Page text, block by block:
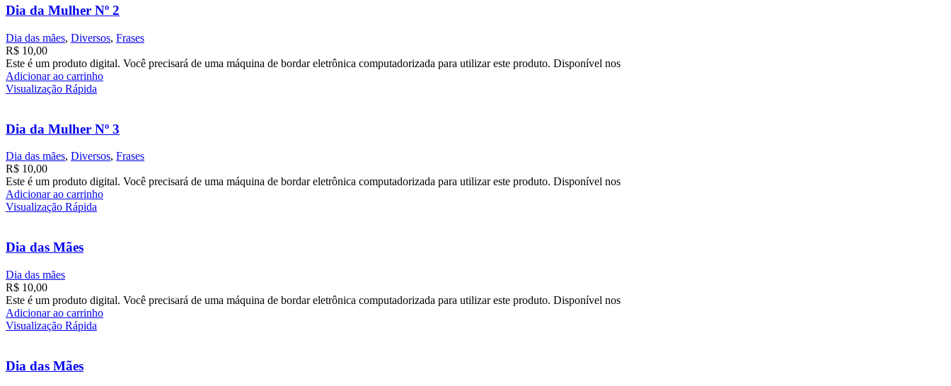
Dia da Mulher Nº 2
Dia das mães, Diversos, Frases
R$ 10,00
Este é um produto digital. Você precisará de uma máquina de bordar eletrônica computadorizada para utilizar este produto. Disponível nos
Adicionar ao carrinho
Visualização Rápida
Dia da Mulher Nº 3
Dia das mães, Diversos, Frases
R$ 10,00
Este é um produto digital. Você precisará de uma máquina de bordar eletrônica computadorizada para utilizar este produto. Disponível nos
Adicionar ao carrinho
Visualização Rápida
Dia das Mães
Dia das mães
R$ 10,00
Este é um produto digital. Você precisará de uma máquina de bordar eletrônica computadorizada para utilizar este produto. Disponível nos
Adicionar ao carrinho
Visualização Rápida
Dia das Mães